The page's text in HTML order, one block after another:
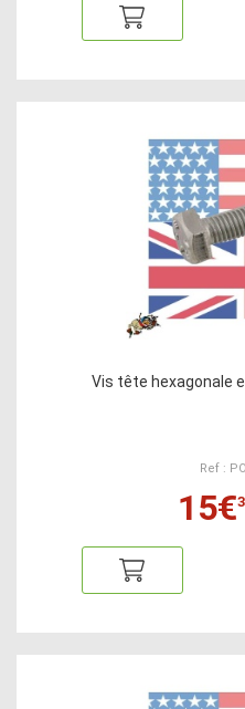
Vis tête hexagonale
Ref :
15€